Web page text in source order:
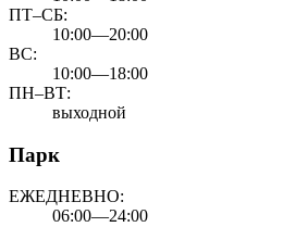
ПТ–СБ:
10:00—20:00
ВС:
10:00—18:00
ПН–ВТ:
выходной
Парк
ЕЖЕДНЕВНО:
06:00—24:00